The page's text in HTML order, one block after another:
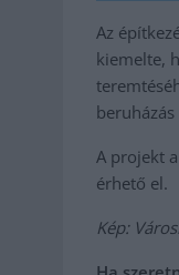
Az
kiemelte,
A projekt a
érhető el.
Kép: